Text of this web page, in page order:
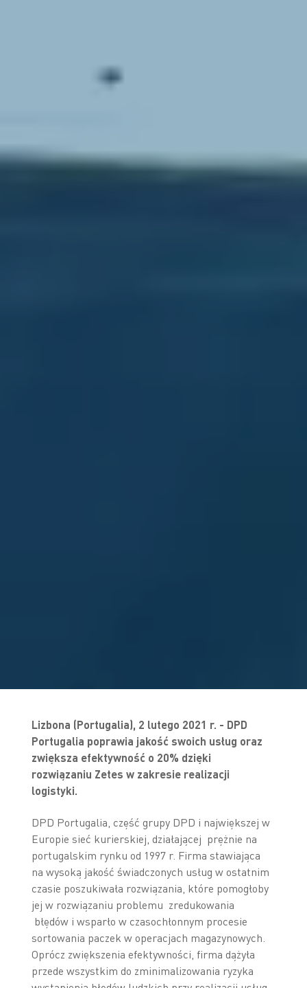
Lizbona (Portugalia), 2 lutego 2021 r. - DPD
Portugalia poprawia jakość swoich usług oraz
zwiększa efektywność o 20% dzięki
rozwiązaniu Zetes w zakresie realizacji
logistyki.
DPD Portugalia, część grupy DPD i największej w
Europie sieć kurierskiej, działającej prężnie na
portugalskim rynku od 1997 r. Firma stawiająca
na wysoką jakość świadczonych usług w ostatnim
czasie poszukiwała rozwiązania, które pomogłoby
jej w rozwiązaniu problemu zredukowania
błędów i wsparło w czasochłonnym procesie
sortowania paczek w operacjach magazynowych.
Oprócz zwiększenia efektywności, firma dążyła
przede wszystkim do zminimalizowania ryzyka